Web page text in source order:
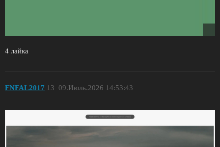
4 лайка
FNFAL2017 09.Июль.2026 14:53:43
13